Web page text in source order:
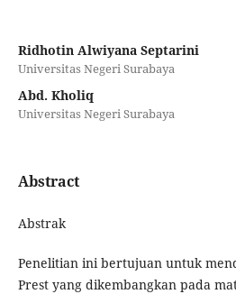
Ridhotin Alwiyana Septarini
Universitas Negeri Surabaya
Abd. Kholiq
Universitas Negeri Surabaya
Abstract
Abstrak
Penelitian ini bertujuan untuk
Prest yang dikembangkan pada